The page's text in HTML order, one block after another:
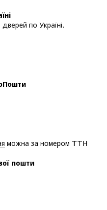
по Україні.
можна за номером ТТН
пошти